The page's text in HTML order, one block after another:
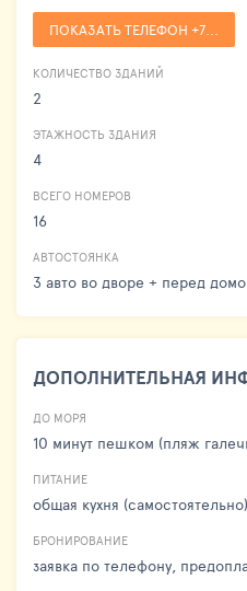
ПОКАЗАТЬ ТЕЛЕФОН +7...
КОЛИЧЕСТВО ЗДАНИЙ
2
ЭТАЖНОСТЬ ЗДАНИЯ
4
ВСЕГО НОМЕРОВ
16
АВТОСТОЯНКА
3 авто во дворе + перед
ДОПОЛНИТЕЛЬНАЯ
ДО МОРЯ
10 минут пешком (пляж
ПИТАНИЕ
общая кухня (самостоятельно)
БРОНИРОВАНИЕ
заявка по телефону,